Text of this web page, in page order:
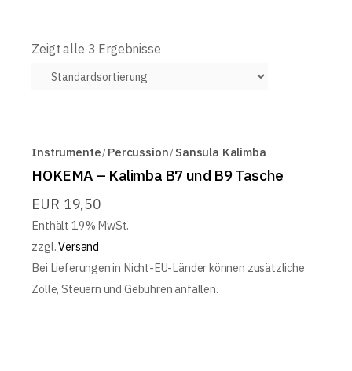
Zeigt alle 3 Ergebnisse
Instrumente Percussion Sansula Kalimba
HOKEMA – Kalimba B7 und B9 Tasche
EUR 19,50
Enthält 19% MwSt.
zzgl.Versand
Bei Lieferungen in Nicht-EU-Länder können zusätzliche
Zölle, Steuern und Gebühren anfallen.